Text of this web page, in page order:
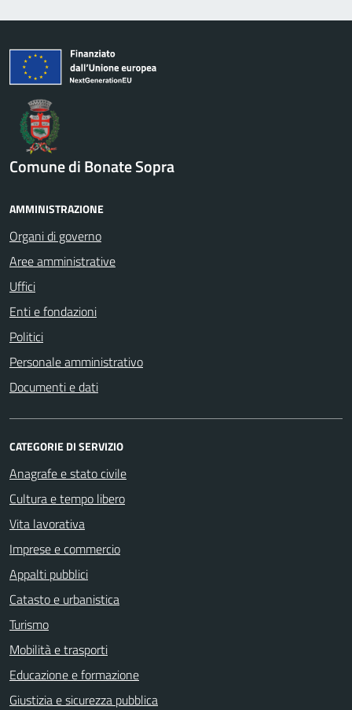
Comune di Bonate Sopra
AMMINISTRAZIONE
Organi di governo
Aree amministrative
Uffici
Enti e fondazioni
Politici
Personale amministrativo
Documenti e dati
CATEGORIE DI SERVIZIO
Anagrafe e stato civile
Cultura e tempo libero
Vita lavorativa
Imprese e commercio
Appalti pubblici
Catasto e urbanistica
Turismo
Mobilità e trasporti
Educazione e formazione
Giustizia e sicurezza pubblica